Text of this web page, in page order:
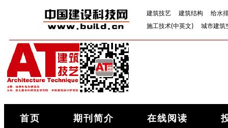
建筑技艺 建筑结构
给水
施工技术(中英文)
城市建筑
首页 期刊简介 在线阅读